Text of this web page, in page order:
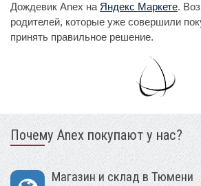
Дождевик Anex на Яндекс Маркете.
родителей, которые уже совершили
принять правильное решение.
Почему Anex покупают у нас?
Магазин и склад в Тюмени